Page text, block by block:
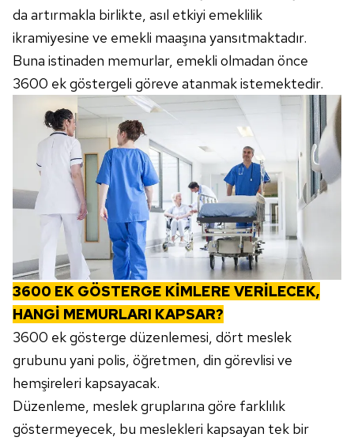
da artırmakla birlikte, asıl etkiyi emeklilik
ikramiyesine ve emekli maaşına yansıtmaktadır.
Buna istinaden memurlar, emekli olmadan önce
3600 ek göstergeli göreve atanmak istemektedir.
3600 EK GÖSTERGE KİMLERE VERİLECEK,
HANGİ MEMURLARI KAPSAR?
3600 ek gösterge düzenlemesi, dört meslek
grubunu yani polis, öğretmen, din görevlisi ve
hemşireleri kapsayacak.
Düzenleme, meslek gruplarına göre farklılık
göstermeyecek, bu meslekleri kapsayan tek bir